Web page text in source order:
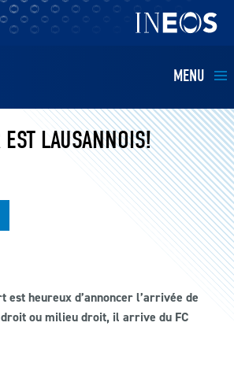
MENU
LAUSANNOIS!
est heureux d’annoncer l’arrivée de
ou milieu droit, il arrive du FC